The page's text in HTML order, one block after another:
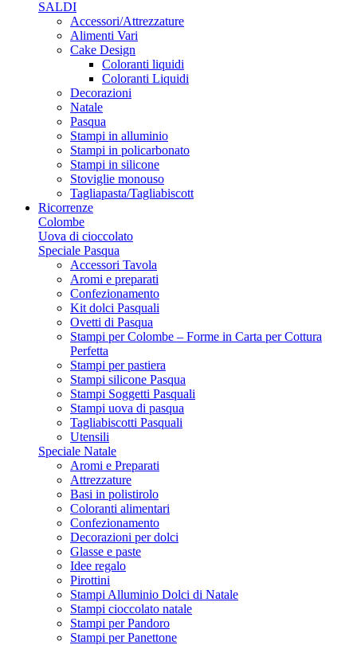
SALDI
Accessori/Attrezzature
Alimenti Vari
Cake Design
Coloranti liquidi
Coloranti Liquidi
Decorazioni
Natale
Pasqua
Stampi in alluminio
Stampi in policarbonato
Stampi in silicone
Stoviglie monouso
Tagliapasta/Tagliabiscott
Ricorrenze
Colombe
Uova di cioccolato
Speciale Pasqua
Accessori Tavola
Aromi e preparati
Confezionamento
Kit dolci Pasquali
Ovetti di Pasqua
Stampi per Colombe – Forme in Carta per Cottura
Perfetta
Stampi per pastiera
Stampi silicone Pasqua
Stampi Soggetti Pasquali
Stampi uova di pasqua
Tagliabiscotti Pasquali
Utensili
Speciale Natale
Aromi e Preparati
Attrezzature
Basi in polistirolo
Coloranti alimentari
Confezionamento
Decorazioni per dolci
Glasse e paste
Idee regalo
Pirottini
Stampi Alluminio Dolci di Natale
Stampi cioccolato natale
Stampi per Pandoro
Stampi per Panettone